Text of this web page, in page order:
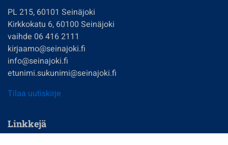
PL 215, 60101 Seinäjoki
Kirkkokatu 6, 60100 Seinäjoki
vaihde 06 416 2111
kirjaamo@seinajoki.fi
info@seinajoki.fi
etunimi.sukunimi@seinajoki.fi
Tilaa uutiskirje
Linkkejä